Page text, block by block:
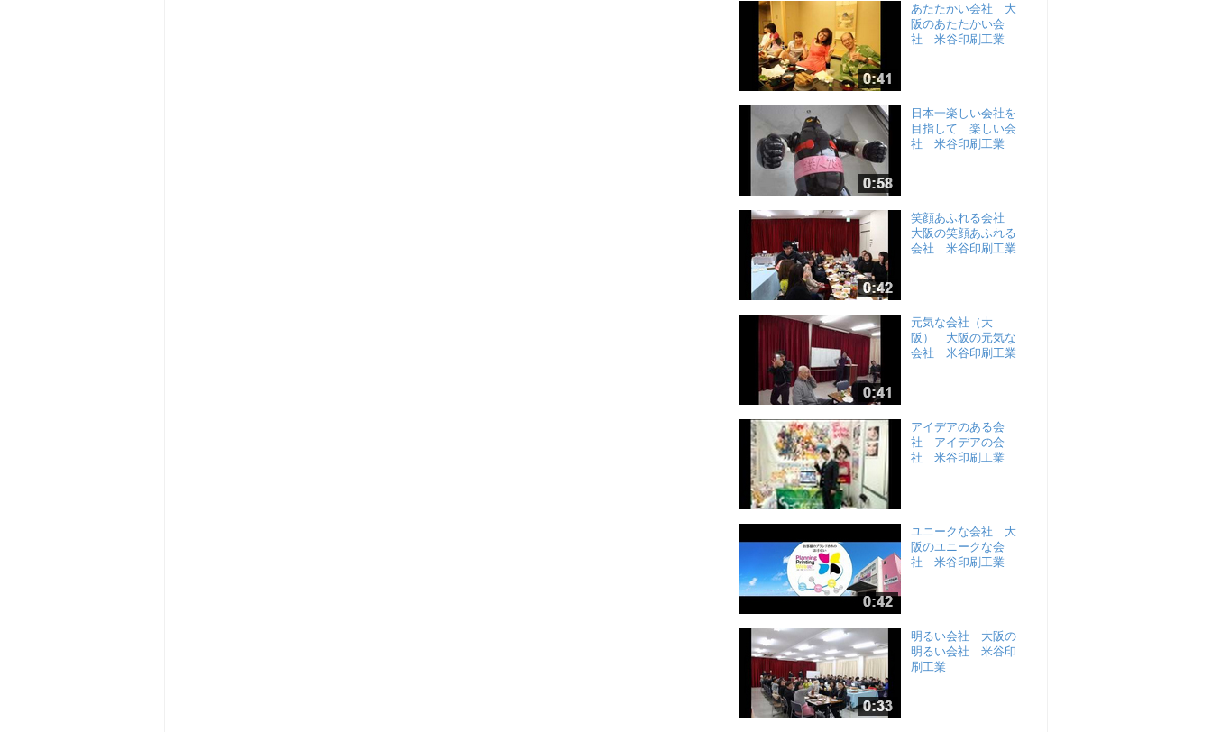
あたたかい会社 大
阪のあたたかい会
社 米谷印刷工業
日本一楽しい会社を
目指して 楽しい会
社 米谷印刷工業
笑顔あふれる会社
大阪の笑顔あふれる
会社 米谷印刷工業
元気な会社（大
阪） 大阪の元気な
会社 米谷印刷工業
アイデアのある会
社 アイデアの会
社 米谷印刷工業
ユニークな会社 大
阪のユニークな会
社 米谷印刷工業
明るい会社 大阪の
明るい会社 米谷印
刷工業